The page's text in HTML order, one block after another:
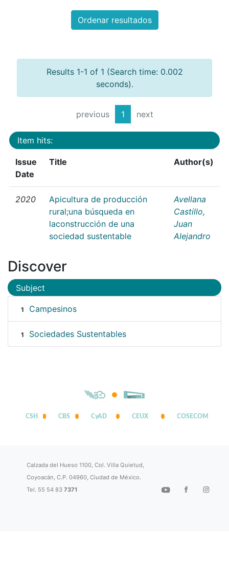
Ordenar resultados
Results 1-1 of 1 (Search time: 0.002
seconds).
previous 1 next
Item hits:
Issue
Date
Title Author(s)
2020
Apicultura de producción
rural;una búsqueda en
laconstrucción de una
sociedad sustentable
Avellana
Castillo,
Juan
Alejandro
Discover
Subject
1 Campesinos
1 Sociedades Sustentables
CSH CBS CyAD CEUX COSECOM
Calzada del Hueso 1100, Col. Villa Quietud,
Coyoacán, C.P. 04960, Ciudad de México.
Tel. 55 54 837371